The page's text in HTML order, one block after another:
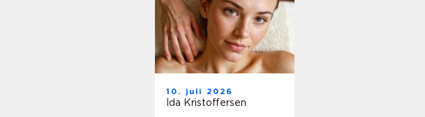
10. juli 2026
Ida Kristoffersen